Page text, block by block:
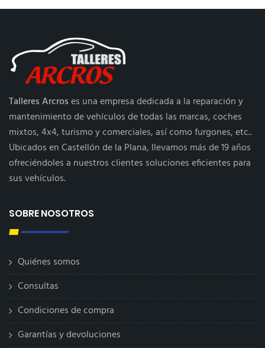
Talleres Arcroses una empresa dedicada a la reparación y
mantenimiento de vehículos de todas las marcas, coches
mixtos, 4x4, turismo y comerciales, así como furgones, etc..
Ubicados en Castellón de la Plana, llevamos más de 19 años
ofreciéndoles a nuestros clientes soluciones eficientes para
sus vehículos.
SOBRE NOSOTROS
Quiénes somos
Consultas
Condiciones de compra
Garantías y devoluciones